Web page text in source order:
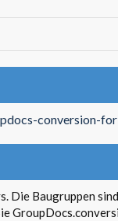
conversion-
Baugruppen